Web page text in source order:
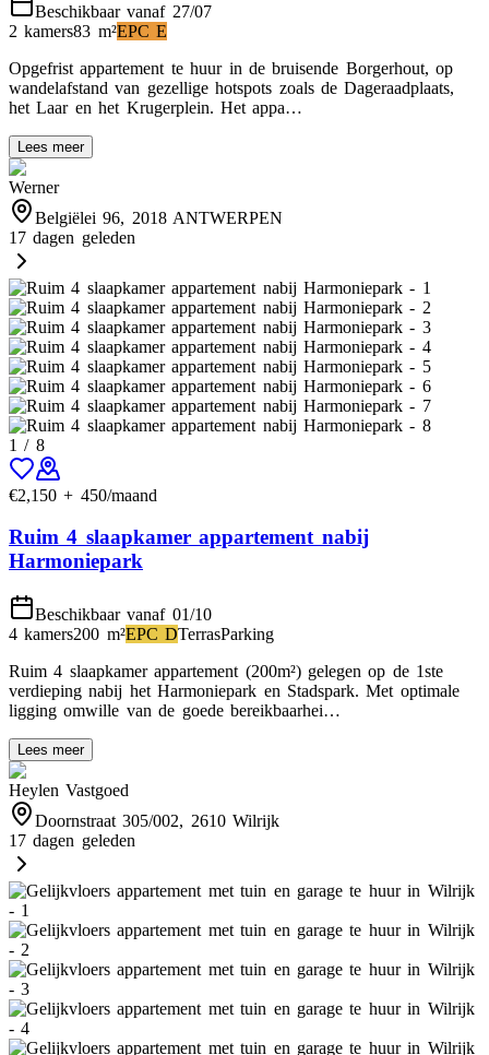
Beschikbaar vanaf 27/07
2 kamers83 m²EPC E
Opgefrist appartement te huur in de bruisende Borgerhout, op
wandelafstand van gezellige hotspots zoals de Dageraadplaats,
het Laar en het Krugerplein. Het appa…
Lees meer
Werner
Belgiëlei 96, 2018 ANTWERPEN
17 dagen geleden
1 / 8
€2,150 + 450/maand
Ruim 4 slaapkamer appartement nabij
Harmoniepark
Beschikbaar vanaf 01/10
4 kamers200 m²EPC DTerrasParking
Ruim 4 slaapkamer appartement (200m²) gelegen op de 1ste
verdieping nabij het Harmoniepark en Stadspark. Met optimale
ligging omwille van de goede bereikbaarhei…
Lees meer
Heylen Vastgoed
Doornstraat 305/002, 2610 Wilrijk
17 dagen geleden